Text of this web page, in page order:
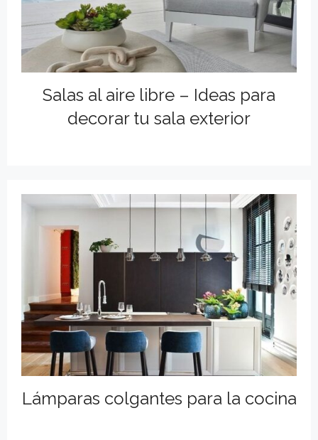
Salas al aire libre – Ideas para
decorar tu sala exterior
Lámparas colgantes para la cocina